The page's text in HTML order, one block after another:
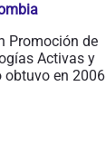
Promoción de
Activas y
obtuvo en 2006